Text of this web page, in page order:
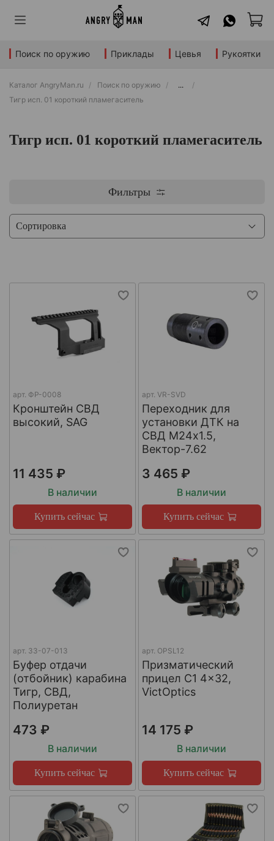
Поиск по оружию Приклады Цевья Рукоятки
Каталог AngryMan.ru Поиск по оружию
...
Тигр исп. 01 короткий пламегаситель
Тигр исп. 01 короткий пламегаситель
Фильтры
арт. ФР-0008
Кронштейн СВД
высокий, SAG
11 435 ₽
В наличии
Купить сейчас
арт. VR-SVD
Переходник для
установки ДТК на
СВД М24х1.5,
Вектор-7.62
3 465 ₽
В наличии
Купить сейчас
арт. 33-07-013
Буфер отдачи
(отбойник) карабина
Тигр, СВД,
Полиуретан
473 ₽
В наличии
Купить сейчас
арт. OPSL12
Призматический
прицел C1 4x32,
VictOptics
14 175 ₽
В наличии
Купить сейчас